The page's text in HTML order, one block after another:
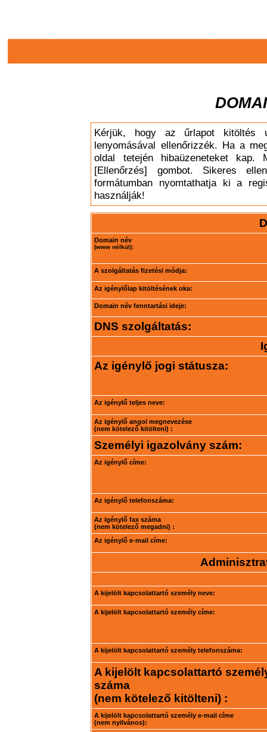
Kérjük, hogy az űrlapot kitöltés
lenyomásával ellenőrizzék. Ha a
oldal tetején hibaüzeneteket
[Ellenőrzés] gombot. Sikeres
formátumban nyomtathatja ki a
használják!
Domain név
(www nélkül):
A szolgáltatás fizetési módja:
Az igénylőlap kitöltésének oka:
Domain név fenntartási ideje:
DNS szolgáltatás:
Az igénylő jogi státusza:
Az igénylő teljes neve:
Az igénylő angol megnevezése
(nem kötelező kitölteni) :
Személyi igazolvány szám:
Az igénylő címe:
Az igénylő telefonszáma:
Az igénylő fax száma
(nem kötelező megadni) :
Az igénylő e-mail címe:
A kijelölt kapcsolattartó személy neve:
A kijelölt kapcsolattartó személy címe:
A kijelölt kapcsolattartó személy telefonszáma:
A kijelölt kapcsolattartó
száma
(nem kötelező kitölteni) :
A kijelölt kapcsolattartó személy e-mail címe
(nem nyilvános):